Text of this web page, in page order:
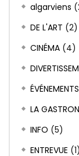
algarviens
DE L'ART (2)
CINÉMA (4)
ÉVÉNEMENTS
LA
INFO (5)
ENTREVUE (1)